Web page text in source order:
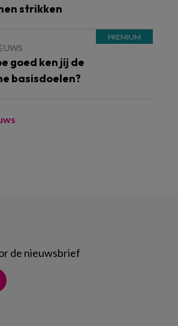
strikken
goed ken jij de
basisdoelen?
de nieuwsbrief